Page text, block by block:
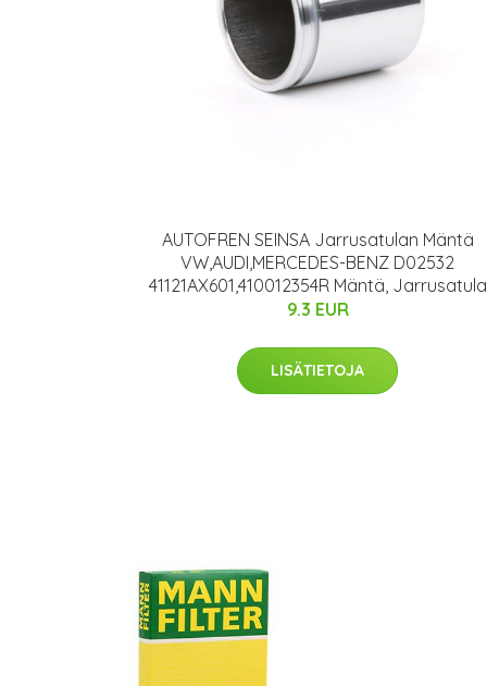
AUTOFREN SEINSA Jarrusatulan Mäntä
VW,AUDI,MERCEDES-BENZ D02532
41121AX601,410012354R Mäntä, Jarrusatula
9.3 EUR
LISÄTIETOJA